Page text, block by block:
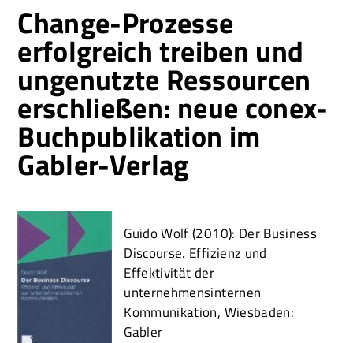
Change-Prozesse
erfolgreich treiben und
ungenutzte Ressourcen
erschließen: neue conex-
Buchpublikation im
Gabler-Verlag
Guido Wolf (2010): Der Business
Discourse. Effizienz und
Effektivität der
unternehmensinternen
Kommunikation, Wiesbaden:
Gabler